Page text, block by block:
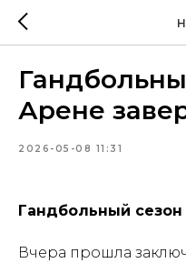
Арене
2026-05-08 11:31
Гандбольный
Вчера прошла